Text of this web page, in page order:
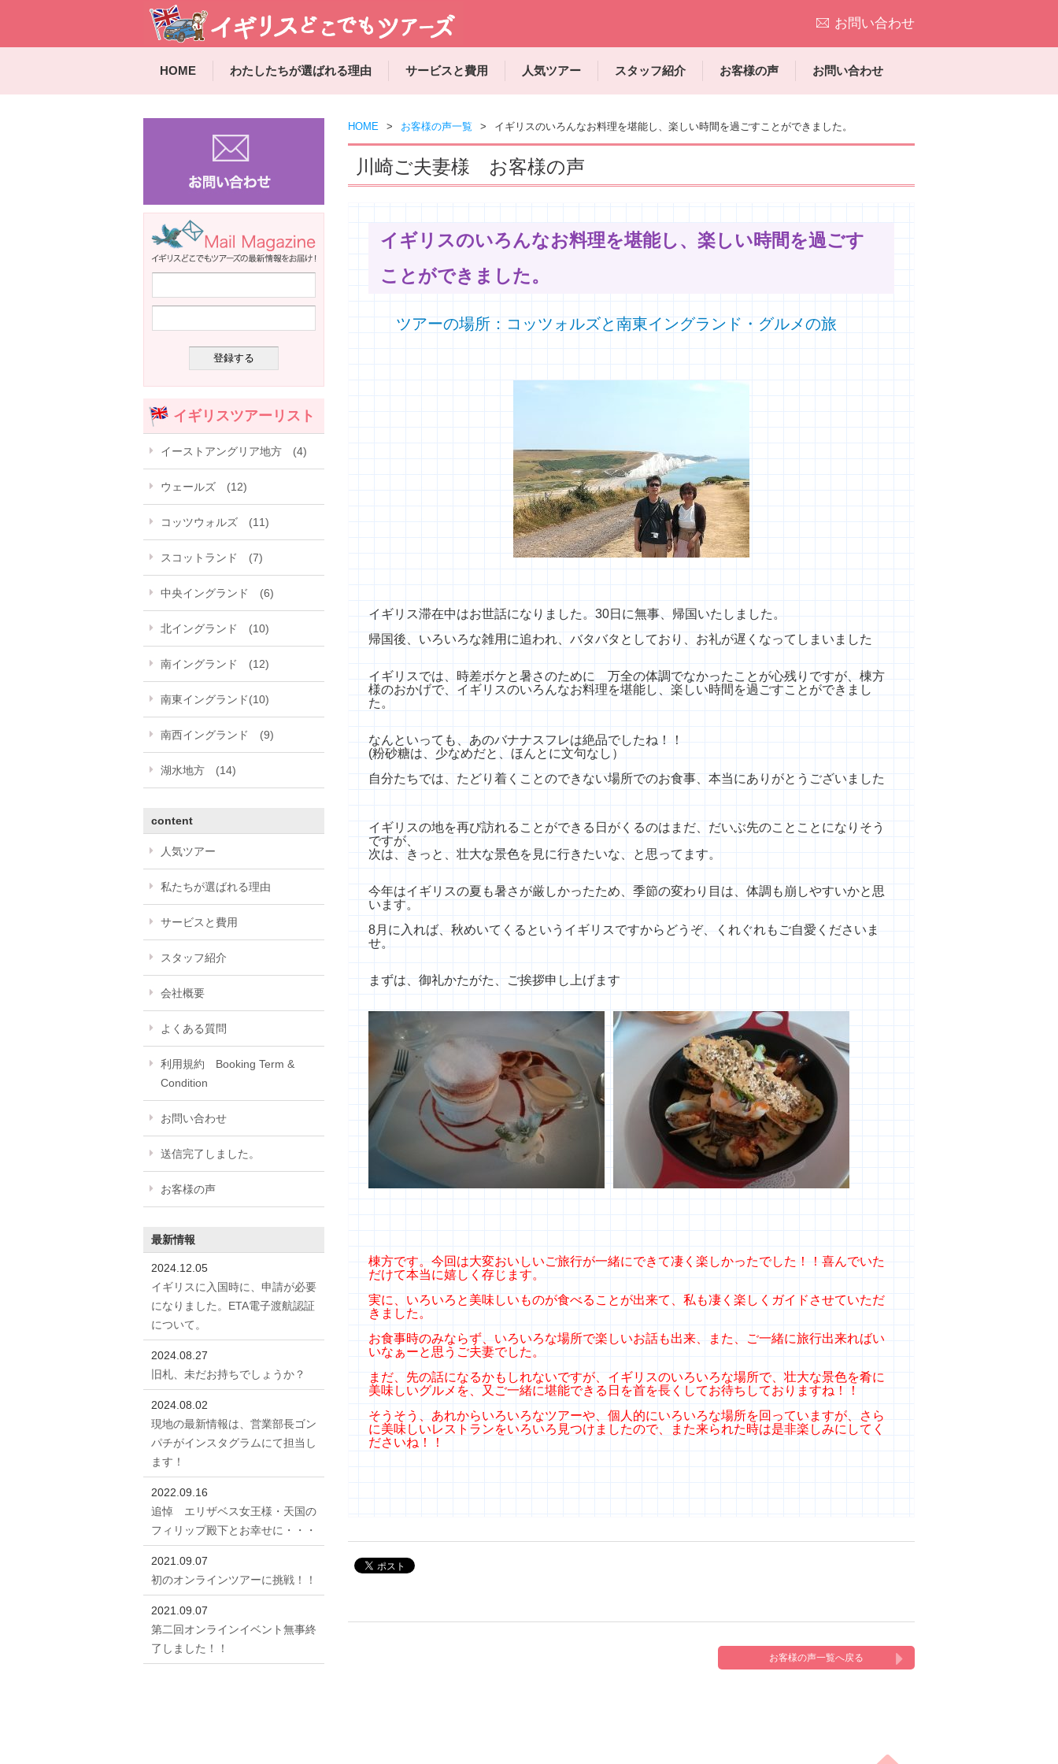
お問い合わせ
HOME わたしたちが選ばれる理由 サービスと費用 人気ツアー スタッフ紹介 お客様の声 お問い合わせ
HOME お客様の声一覧 イギリスのいろんなお料理を堪能し、楽しい時間を過ごすことができました。
川崎ご夫妻様 お客様の声
イギリスのいろんなお料理を堪能し、楽しい時間を過ごす
ことができました。
ツアーの場所：コッツォルズと南東イングランド・グルメの旅
イギリス滞在中はお世話になりました。30日に無事、帰国いたしました。
帰国後、いろいろな雑用に追われ、バタバタとしており、お礼が遅くなってしまいました
イギリスでは、時差ボケと暑さのために 万全の体調でなかったことが心残りですが、棟方
様のおかげで、イギリスのいろんなお料理を堪能し、楽しい時間を過ごすことができまし
た。
なんといっても、あのバナナスフレは絶品でしたね！！
(粉砂糖は、少なめだと、ほんとに文句なし）
自分たちでは、たどり着くことのできない場所でのお食事、本当にありがとうございました
イギリスの地を再び訪れることができる日がくるのはまだ、だいぶ先のことことになりそう
ですが、
次は、きっと、壮大な景色を見に行きたいな、と思ってます。
今年はイギリスの夏も暑さが厳しかったため、季節の変わり目は、体調も崩しやすいかと思
います。
8月に入れば、秋めいてくるというイギリスですからどうぞ、くれぐれもご自愛くださいま
せ。
まずは、御礼かたがた、ご挨拶申し上げます
棟方です。今回は大変おいしいご旅行が一緒にできて凄く楽しかったでした！！喜んでいた
だけて本当に嬉しく存じます。
実に、いろいろと美味しいものが食べることが出来て、私も凄く楽しくガイドさせていただ
きました。
お食事時のみならず、いろいろな場所で楽しいお話も出来、また、ご一緒に旅行出来ればい
いなぁーと思うご夫妻でした。
まだ、先の話になるかもしれないですが、イギリスのいろいろな場所で、壮大な景色を肴に
美味しいグルメを、又ご一緒に堪能できる日を首を長くしてお待ちしておりますね！！
そうそう、あれからいろいろなツアーや、個人的にいろいろな場所を回っていますが、さら
に美味しいレストランをいろいろ見つけましたので、また来られた時は是非楽しみにしてく
ださいね！！
お客様の声一覧へ戻る
イギリスツアーリスト
イーストアングリア地方 (4)
ウェールズ (12)
コッツウォルズ (11)
スコットランド (7)
中央イングランド (6)
北イングランド (10)
南イングランド (12)
南東イングランド(10)
南西イングランド (9)
湖水地方 (14)
content
人気ツアー
私たちが選ばれる理由
サービスと費用
スタッフ紹介
会社概要
よくある質問
利用規約 Booking Term &
Condition
お問い合わせ
送信完了しました。
お客様の声
最新情報
2024.12.05
イギリスに入国時に、申請が必要
になりました。ETA電子渡航認証
について。
2024.08.27
旧札、未だお持ちでしょうか？
2024.08.02
現地の最新情報は、営業部長ゴン
パチがインスタグラムにて担当し
ます！
2022.09.16
追悼 エリザベス女王様・天国の
フィリップ殿下とお幸せに・・・
2021.09.07
初のオンラインツアーに挑戦！！
2021.09.07
第二回オンラインイベント無事終
了しました！！